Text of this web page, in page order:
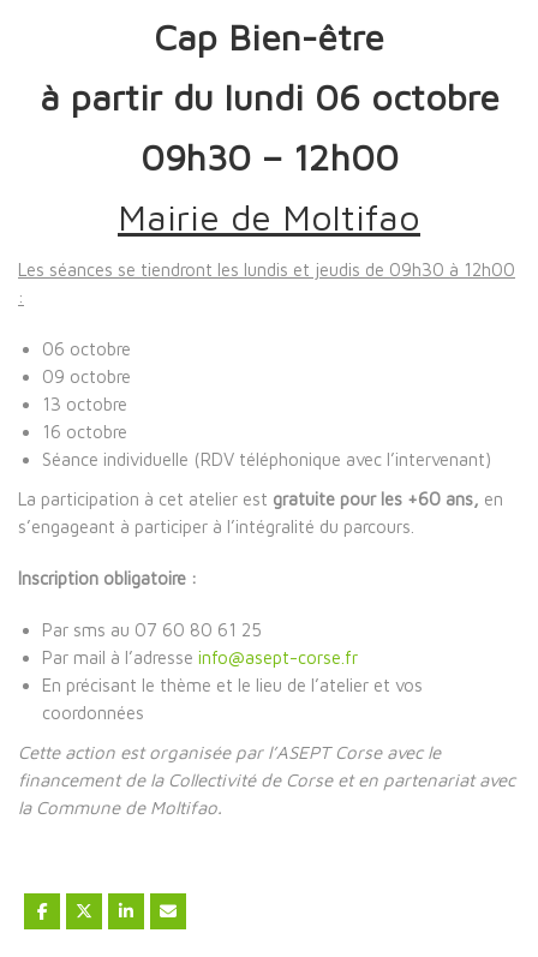
Cap Bien-être
à partir du lundi 06 octobre
09h30 – 12h00
Mairie de Moltifao
Les séances se tiendront les lundis et jeudis de 09h30 à 12h00
:
06 octobre
09 octobre
13 octobre
16 octobre
Séance individuelle (RDV téléphonique avec l’intervenant)
La participation à cet atelier est gratuite pour les +60 ans, en
s’engageant à participer à l’intégralité du parcours.
Inscription obligatoire :
Par sms au 07 60 80 61 25
Par mail à l’adresse info@asept-corse.fr
En précisant le thème et le lieu de l’atelier et vos
coordonnées
Cette action est organisée par l’ASEPT Corse avec le
financement de la Collectivité de Corse et en partenariat avec
la Commune de Moltifao.